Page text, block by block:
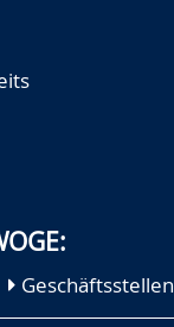
Geschäftsstellen